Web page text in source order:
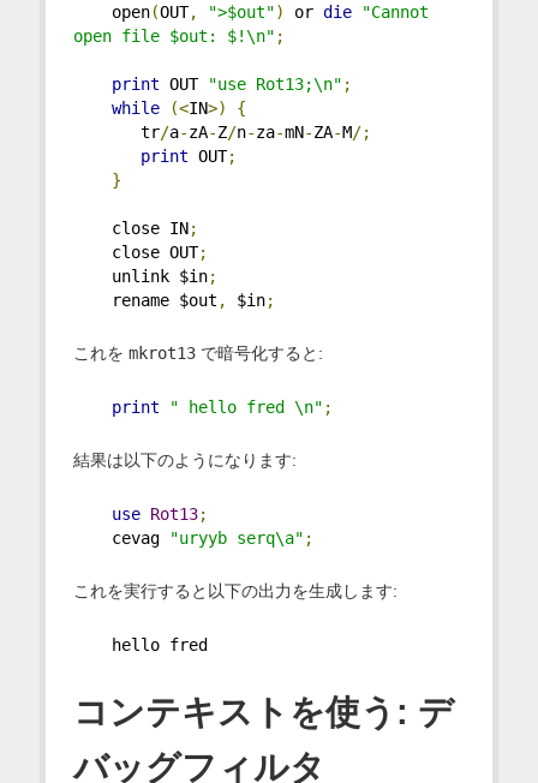
open(OUT, ">$out") or die
"Cannot
open file $out: $!\n" ;
print OUT "use Rot13;\n" ;
while
(<IN>)
{
tr/a-zA-Z/n-za-mN-ZA-M/;
print OUT;
}
close IN;
close OUT;
unlink $in;
rename $out , $in;
これを mkrot13で暗号化すると:
print " hello fred \n" ;
結果は以下のようになります:
use Rot13;
cevag
"uryyb serq\a" ;
これを実行すると以下の出力を生成します:
hello fred
コンテキストを使う: デ
バッグフィルタ